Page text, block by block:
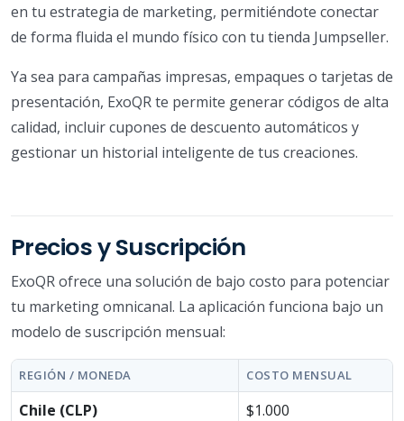
en tu estrategia de marketing, permitiéndote conectar
de forma fluida el mundo físico con tu tienda Jumpseller.
Ya sea para campañas impresas, empaques o tarjetas de
presentación, ExoQR te permite generar códigos de alta
calidad, incluir cupones de descuento automáticos y
gestionar un historial inteligente de tus creaciones.
Precios y Suscripción
ExoQR ofrece una solución de bajo costo para potenciar
tu marketing omnicanal. La aplicación funciona bajo un
modelo de suscripción mensual:
REGIÓN / MONEDA COSTO MENSUAL
Chile (CLP)
$1.000